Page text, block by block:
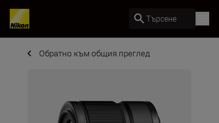
Търсене
Обратно към общия преглед